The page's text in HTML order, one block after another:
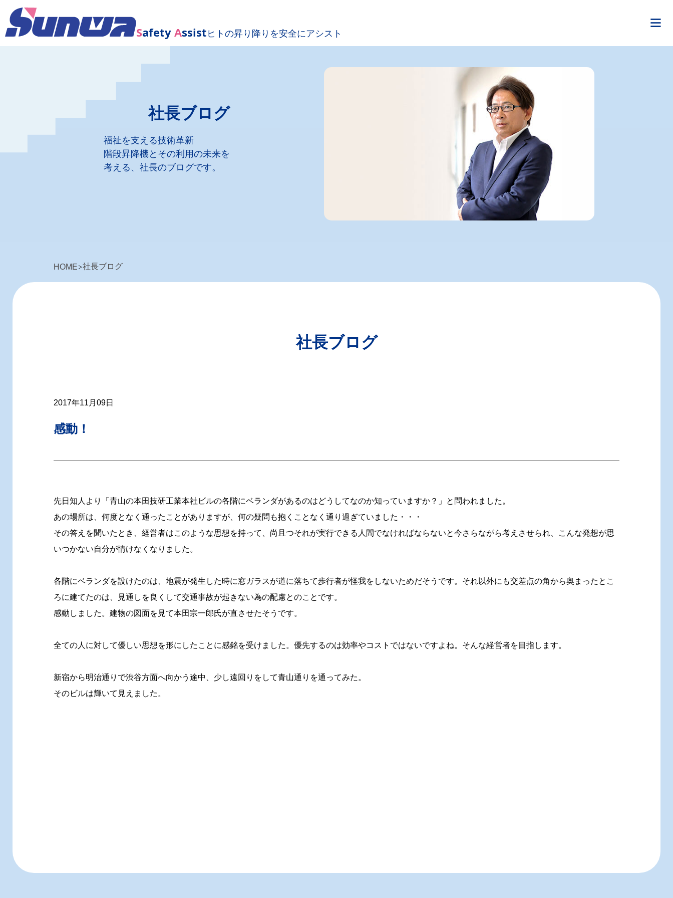
Safety Assist ヒトの昇り降りを安全にアシスト
社長ブログ
福祉を支える技術革新
階段昇降機とその利用の未来を
考える、社長のブログです。
HOME 社長ブログ
社長ブログ
2017年11月09日
感動！
先日知人より「青山の本田技研工業本社ビルの各階にベランダがあるのはどうしてなのか知っていますか？」と問われました。
あの場所は、何度となく通ったことがありますが、何の疑問も抱くことなく通り過ぎていました・・・
その答えを聞いたとき、経営者はこのような思想を持って、尚且つそれが実行できる人間でなければならないと今さらながら考えさせられ、こんな発想が思
いつかない自分が情けなくなりました。
各階にベランダを設けたのは、地震が発生した時に窓ガラスが道に落ちて歩行者が怪我をしないためだそうです。それ以外にも交差点の角から奥まったとこ
ろに建てたのは、見通しを良くして交通事故が起きない為の配慮とのことです。
感動しました。建物の図面を見て本田宗一郎氏が直させたそうです。
全ての人に対して優しい思想を形にしたことに感銘を受けました。優先するのは効率やコストではないですよね。そんな経営者を目指します。
新宿から明治通りで渋谷方面へ向かう途中、少し遠回りをして青山通りを通ってみた。
そのビルは輝いて見えました。